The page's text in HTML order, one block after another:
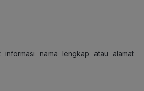
informasi nama lengkap atau alamat